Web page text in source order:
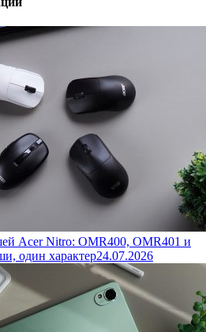
Acer Nitro: OMR400, OMR401 и
один характер24.07.2026